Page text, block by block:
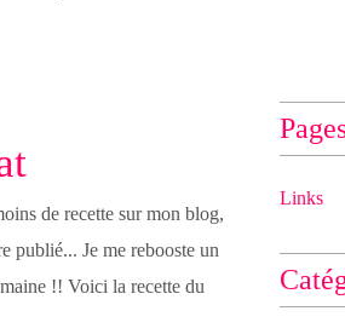
de recette sur mon blog,
publié... Je me rebooste un
!! Voici la recette du
Links